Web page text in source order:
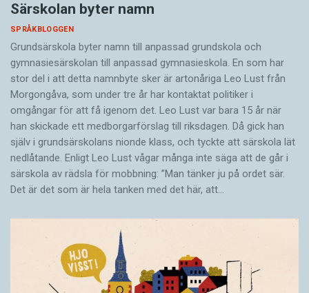
Särskolan byter namn
SPRÅKBLOGGEN
Grundsärskola byter namn till anpassad grundskola och
gymnasiesärskolan till anpassad gymnasieskola. En som har
stor del i att detta namnbyte sker är artonåriga Leo Lust från
Morgongåva, som under tre år har kontaktat politiker i
omgångar för att få igenom det. Leo Lust var bara 15 år när
han skickade ett medborgarförslag till riksdagen. Då gick han
själv i grundsärskolans nionde klass, och tyckte att särskola lät
nedlåtande. Enligt Leo Lust vågar många inte säga att de går i
särskola av rädsla för mobbning: ”Man tänker ju på ordet sär.
Det är det som är hela tanken med det här, att…